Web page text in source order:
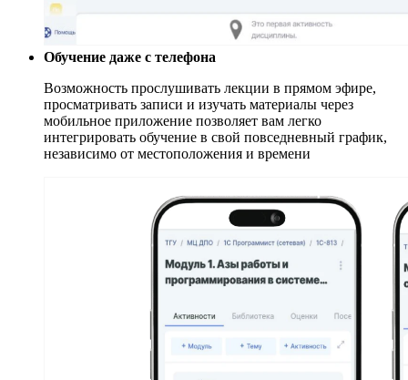
Обучение даже с телефона
Возможность прослушивать лекции в прямом эфире,
просматривать записи и изучать материалы через
мобильное приложение позволяет вам легко
интегрировать обучение в свой повседневный график,
независимо от местоположения и времени